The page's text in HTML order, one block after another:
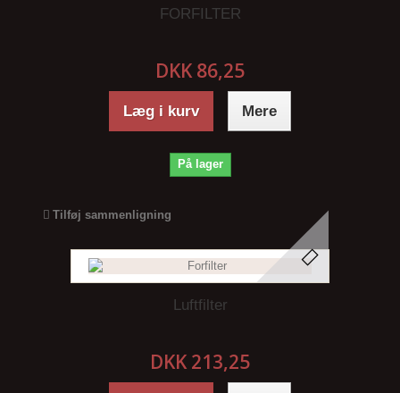
FORFILTER
DKK 86,25
Læg i kurv Mere
På lager
Tilføj sammenligning
Luftfilter
DKK 213,25